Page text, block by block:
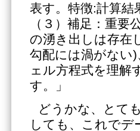
表す。特徴:計算
（３）補足：重
の湧き出しは存在
勾配には渦がない
ェル方程式を理解
す。」
どうかな、とて
しても、これで